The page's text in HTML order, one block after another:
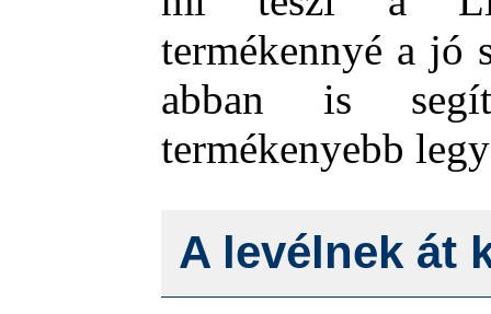
termékennyé a jó
abban is
termékenyebb
A levélnek át